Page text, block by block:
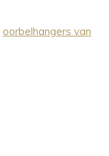
oorbelhangers van